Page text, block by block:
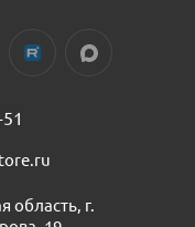
область, г.